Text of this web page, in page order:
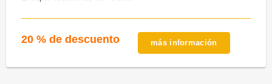
20 % de descuento más información